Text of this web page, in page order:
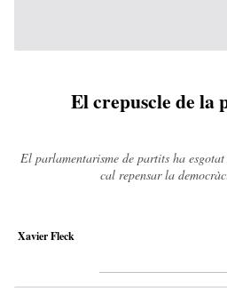
El crepuscle de la
El parlamentarisme de partits ha
cal repensar la
Xavier Fleck